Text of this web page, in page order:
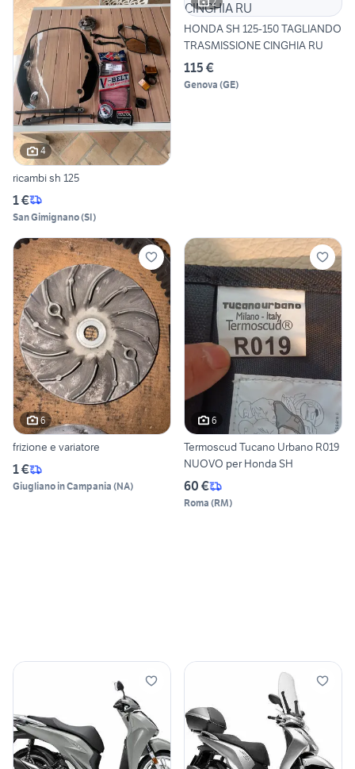
4
ricambi sh 125
1 €
San Gimignano(SI)
HONDA SH 125-150 TAGLIANDO
TRASMISSIONE CINGHIA RU
115 €
Genova (GE)
6
frizione e variatore
1 €
Giugliano in Campania (NA)
6
Termoscud Tucano Urbano R019
NUOVO per Honda SH
60 €
Roma (RM)